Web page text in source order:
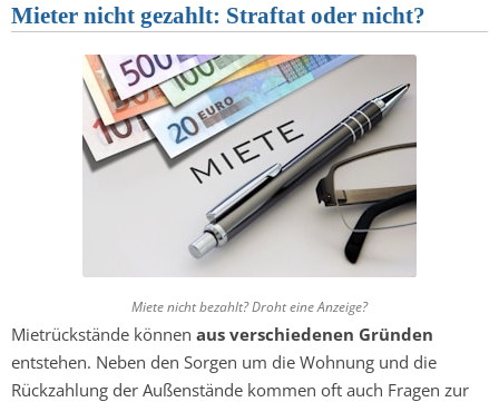
Mieter nicht gezahlt: Straftat oder nicht?
Miete nicht bezahlt? Droht eine Anzeige?
Mietrückstände können aus verschiedenen Gründen
entstehen. Neben den Sorgen um die Wohnung und die
Rückzahlung der Außenstände kommen oft auch Fragen zur